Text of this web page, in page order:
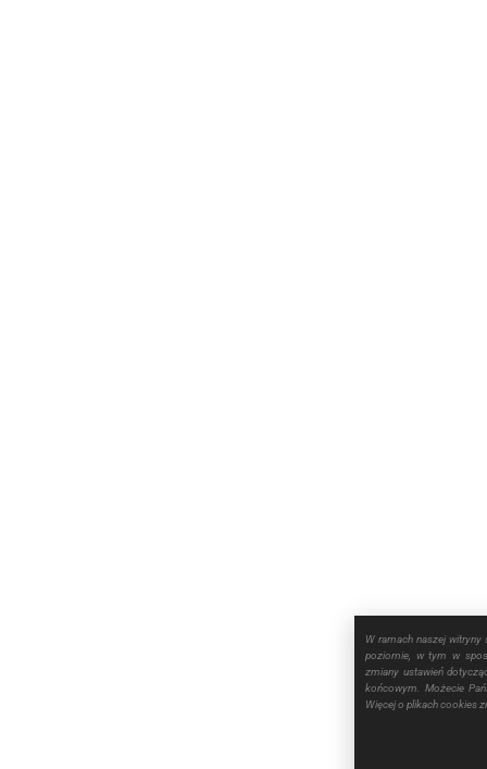
W ramach naszej witryny
poziomie, w tym w
zmiany ustawień
końcowym. Możecie
Więcej o plikach cookies